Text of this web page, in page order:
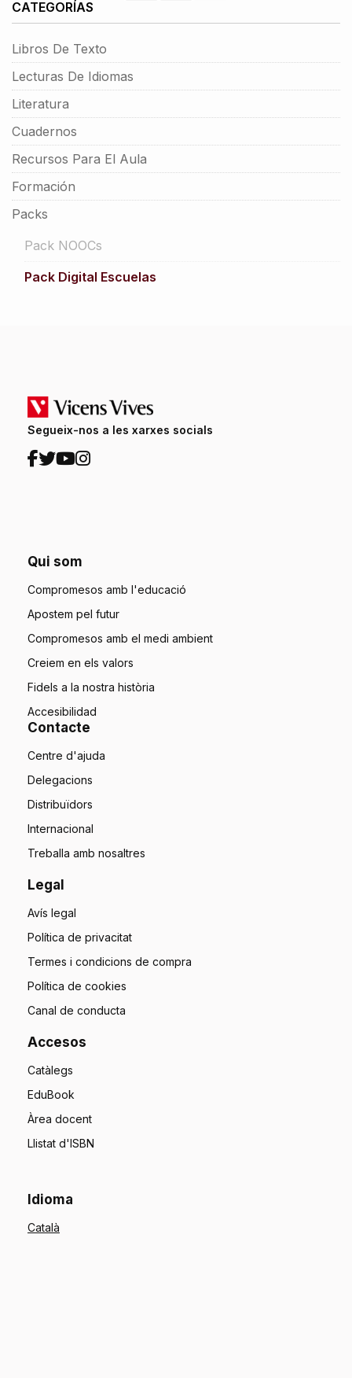
CATEGORÍAS
Libros De Texto
Lecturas De Idiomas
Literatura
Cuadernos
Recursos Para El Aula
Formación
Packs
Pack NOOCs
Pack Digital Escuelas
Segueix-nos a les xarxes socials
Qui som
Compromesos amb l'educació
Apostem pel futur
Compromesos amb el medi ambient
Creiem en els valors
Fidels a la nostra història
Accesibilidad
Contacte
Centre d'ajuda
Delegacions
Distribuïdors
Internacional
Treballa amb nosaltres
Legal
Avís legal
Política de privacitat
Termes i condicions de compra
Política de cookies
Canal de conducta
Accesos
Catàlegs
EduBook
Àrea docent
Llistat d'ISBN
Idioma